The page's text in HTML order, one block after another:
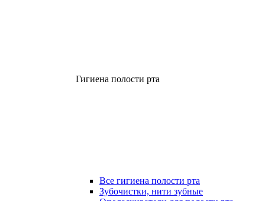
Гигиена полости рта
Все гигиена полости рта
Зубочистки, нити зубные